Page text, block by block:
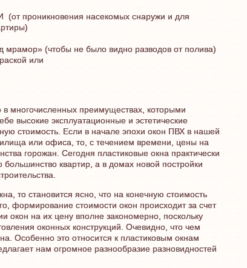
проникновения насекомых снаружи и для
мрамор» (чтобы не было видно разводов от полива)
или
в многочисленных преимуществах, которыми
высокие эксплуатационные и эстетические
стоимость. Если в начале эпохи окон ПВХ в нашей
или офиса, то, с течением времени, цены на
горожан. Сегодня пластиковые окна практически
квартир, а в домах новой постройки
то становится ясно, что на конечную стоимость
формирование стоимости окон происходит за счет
на их цену вполне закономерно, поскольку
оконных конструкций. Очевидно, что чем
Особенно это относится к пластиковым окнам
нам огромное разнообразие разновидностей